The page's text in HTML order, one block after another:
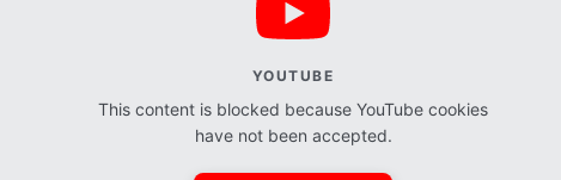
YOUTUBE
This content is blocked because YouTube cookies
have not been accepted.